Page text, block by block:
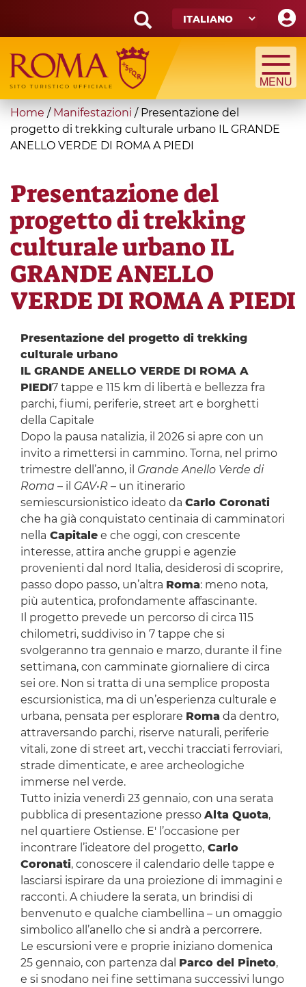
main
content
Search
form
Cerca
You
are
here
Home / Manifestazioni / Presentazione del
progetto di trekking culturale urbano IL GRANDE
ANELLO VERDE DI ROMA A PIEDI
Presentazione del
progetto di trekking
culturale urbano IL
GRANDE ANELLO
VERDE DI ROMA A PIEDI
Presentazione del progetto di trekking
culturale urbano
IL GRANDE ANELLO VERDE DI ROMA A
PIEDI7 tappe e 115 km di libertà e bellezza fra
parchi, fiumi, periferie, street art e borghetti
della Capitale
Dopo la pausa natalizia, il 2026 si apre con un
invito a rimettersi in cammino. Torna, nel primo
trimestre dell’anno, il Grande Anello Verde di
Roma – il GAV•R– un itinerario
semiescursionistico ideato da Carlo Coronati
che ha già conquistato centinaia di camminatori
nella Capitalee che oggi, con crescente
interesse, attira anche gruppi e agenzie
provenienti dal nord Italia, desiderosi di scoprire,
passo dopo passo, un’altra Roma: meno nota,
più autentica, profondamente affascinante.
Il progetto prevede un percorso di circa 115
chilometri, suddiviso in 7 tappe che si
svolgeranno tra gennaio e marzo, durante il fine
settimana, con camminate giornaliere di circa
sei ore. Non si tratta di una semplice proposta
escursionistica, ma di un’esperienza culturale e
urbana, pensata per esplorare Roma da dentro,
attraversando parchi, riserve naturali, periferie
vitali, zone di street art, vecchi tracciati ferroviari,
strade dimenticate, e aree archeologiche
immerse nel verde.
Tutto inizia venerdì 23 gennaio, con una serata
pubblica di presentazione presso Alta Quota,
nel quartiere Ostiense. E' l’occasione per
incontrare l’ideatore del progetto,Carlo
Coronati, conoscere il calendario delle tappe e
lasciarsi ispirare da una proiezione di immagini e
racconti. A chiudere la serata, un brindisi di
benvenuto e qualche ciambellina – un omaggio
simbolico all’anello che si andrà a percorrere.
Le escursioni vere e proprie iniziano domenica
25 gennaio, con partenza dal Parco del Pineto,
e si snodano nei fine settimana successivi lungo